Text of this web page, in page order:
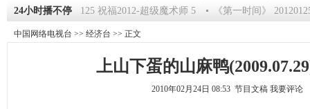
24小时播不停
球驿站》20120125 祝福2012-超级魔术师 5 《第一时间》 20120125
中国网络电视台 >> 经济台 >> 正文
上山下蛋的山麻鸭
2010年02月24日 08:53 节目文稿 我要评论